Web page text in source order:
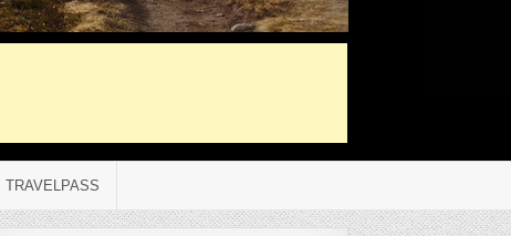
TRAVELPASS